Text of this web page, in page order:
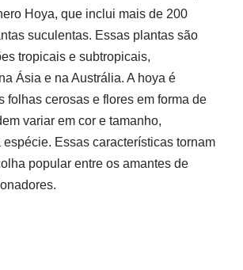
Hoya, que inclui mais de 200
suculentas. Essas plantas são
tropicais e subtropicais,
Ásia e na Austrália. A hoya é
folhas cerosas e flores em forma de
variar em cor e tamanho,
Essas características tornam
popular entre os amantes de